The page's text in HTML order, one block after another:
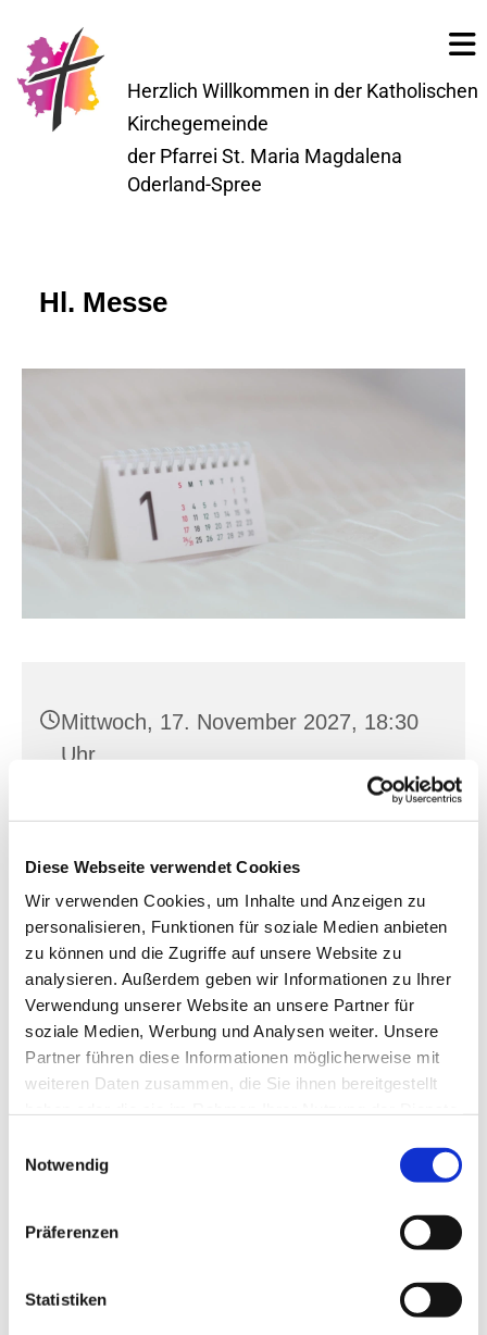
Diese Webseite verwendet Cookies
Wir verwenden Cookies, um Inhalte und Anzeigen zu
personalisieren, Funktionen für soziale Medien anbieten
zu können und die Zugriffe auf unsere Website zu
analysieren. Außerdem geben wir Informationen zu Ihrer
Verwendung unserer Website an unsere Partner für
soziale Medien, Werbung und Analysen weiter. Unsere
Partner führen diese Informationen möglicherweise mit
weiteren Daten zusammen, die Sie ihnen bereitgestellt
Notwendig
Präferenzen
Statistiken
Herzlich Willkommen in der Katholischen
Kirchegemeinde
der Pfarrei St. Maria Magdalena
Oderland-Spree
Hl. Messe
Mittwoch, 17. November 2027, 18:30
Uhr